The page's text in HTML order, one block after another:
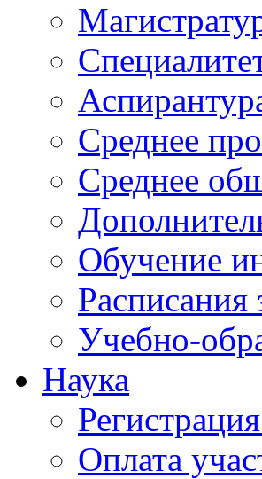
Среднее
Среднее
Обучение
Расписания
Учебно-
Наука
Оплата